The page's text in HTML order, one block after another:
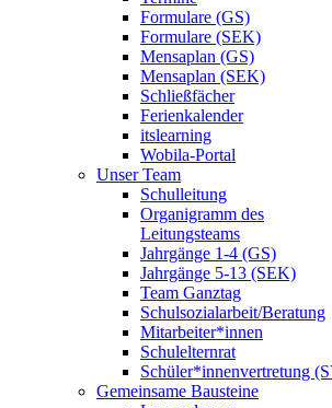
Formulare (GS)
Formulare (SEK)
Mensaplan (GS)
Mensaplan (SEK)
Schließfächer
Ferienkalender
itslearning
Wobila-Portal
Unser Team
Schulleitung
Organigramm des
Leitungsteams
Jahrgänge 1-4 (GS)
Jahrgänge 5-13 (SEK)
Team Ganztag
Schulsozialarbeit/Beratung
Mitarbeiter*innen
Schulelternrat
Schüler*innenvertretung
Gemeinsame Bausteine